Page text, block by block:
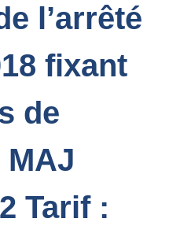
l’arrêté
fixant
de
Tarif :